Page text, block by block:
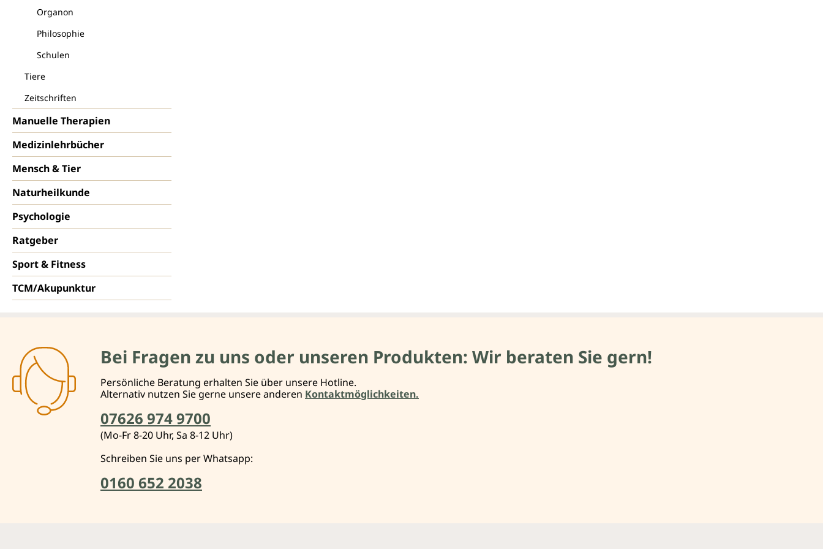
Organon
Philosophie
Schulen
Tiere
Zeitschriften
Manuelle Therapien
Medizinlehrbücher
Mensch & Tier
Naturheilkunde
Psychologie
Ratgeber
Sport & Fitness
TCM/Akupunktur
Bei Fragen zu uns oder unseren Produkten: Wir beraten Sie gern!
Persönliche Beratung erhalten Sie über unsere Hotline.
Alternativ nutzen Sie gerne unsere anderen Kontaktmöglichkeiten.
07626 974 9700
(Mo-Fr 8-20 Uhr, Sa 8-12 Uhr)
Schreiben Sie uns per Whatsapp:
0160 652 2038